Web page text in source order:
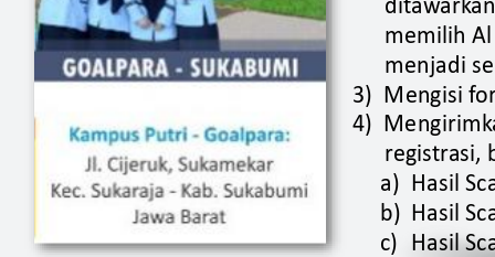
memilih Al
menjadi
3) Mengisi f
4) Mengirimk
registrasi,
a) Hasil
b) Hasil
c) Hasil